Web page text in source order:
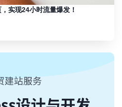
实现24小时流量爆发！